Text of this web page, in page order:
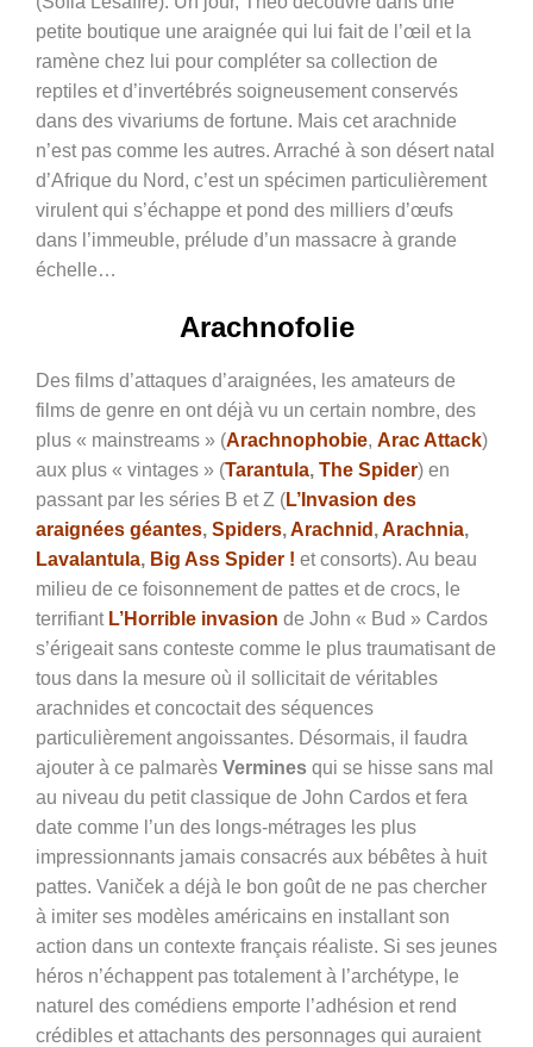
petite boutique une araignée qui lui fait de l’œil et la
ramène chez lui pour compléter sa collection de
reptiles et d’invertébrés soigneusement conservés
dans des vivariums de fortune. Mais cet arachnide
n’est pas comme les autres. Arraché à son désert natal
d’Afrique du Nord, c’est un spécimen particulièrement
virulent qui s’échappe et pond des milliers d’œufs
dans l’immeuble, prélude d’un massacre à grande
échelle…
Arachnofolie
Des films d’attaques d’araignées, les amateurs de
films de genre en ont déjà vu un certain nombre, des
plus « mainstreams » (Arachnophobie, Arac Attack)
aux plus « vintages » (Tarantula, The Spider) en
passant par les séries B et Z (L’Invasion des
araignées géantes, Spiders,Arachnid ,Arachnia,
Lavalantula, Big Ass Spider ! et consorts). Au beau
milieu de ce foisonnement de pattes et de crocs, le
terrifiant L’Horrible invasion de John « Bud » Cardos
s’érigeait sans conteste comme le plus traumatisant de
tous dans la mesure où il sollicitait de véritables
arachnides et concoctait des séquences
particulièrement angoissantes. Désormais, il faudra
ajouter à ce palmarès Vermines qui se hisse sans mal
au niveau du petit classique de John Cardos et fera
date comme l’un des longs-métrages les plus
impressionnants jamais consacrés aux bébêtes à huit
pattes. Vaniček a déjà le bon goût de ne pas chercher
à imiter ses modèles américains en installant son
action dans un contexte français réaliste. Si ses jeunes
héros n’échappent pas totalement à l’archétype, le
naturel des comédiens emporte l’adhésion et rend
crédibles et attachants des personnages qui auraient